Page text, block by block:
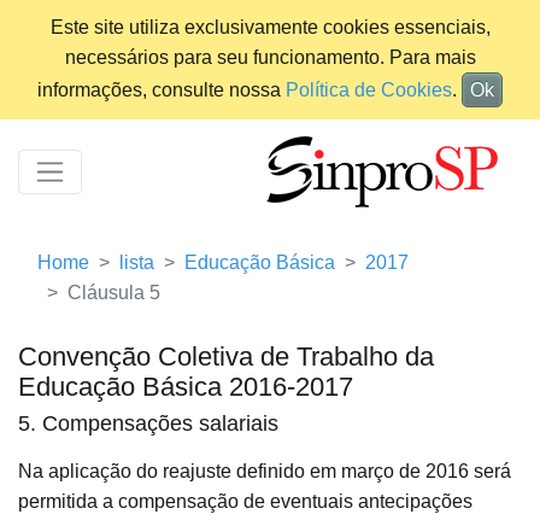
Este site utiliza exclusivamente cookies essenciais,
necessários para seu funcionamento. Para mais
informações, consulte nossa Política de Cookies. Ok
Home lista Educação Básica
2017
Cláusula 5
Convenção Coletiva de Trabalho da
Educação Básica 2016-2017
5. Compensações salariais
Na aplicação do reajuste definido em março de 2016 será
permitida a compensação de eventuais antecipações